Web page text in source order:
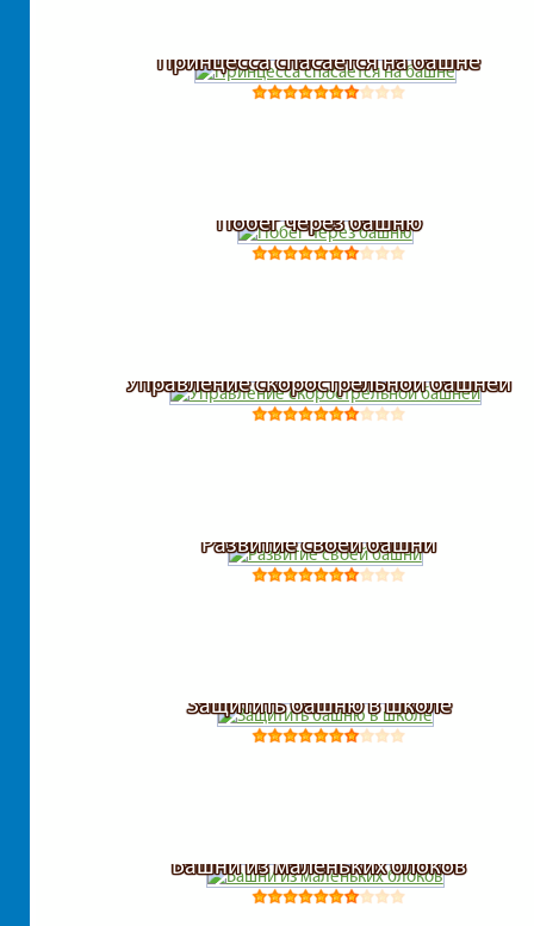
Принцесса спасается на башне
Побег через башню
Управление скорострельной башней
Развитие своей башни
Защитить башню в школе
Башни из маленьких блоков